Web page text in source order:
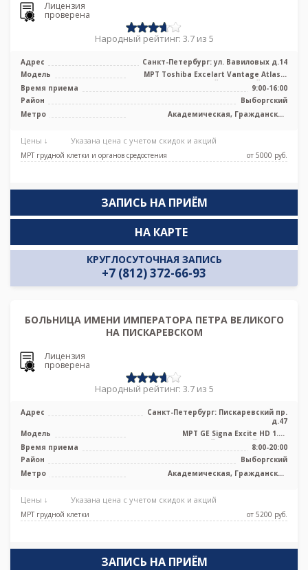
Лицензия
проверена
Народный рейтинг: 3.7 из 5
Адрес
Санкт-Петербург: ул. Вавиловых д.14
Модель
МРТ Toshiba Excelart Vantage Atlas X
1.5T высокопольный закрытый тип, ...
Время приема
9:00-16:00
Район
Выборгский
Метро
Академическая, Гражданский
Проспект Просвещения
Цены ↓ Указана цена с учетом скидок и акций
МРТ грудной клетки и органов средостения от 5000 pуб.
ЗАПИСЬ НА ПРИЁМ
КРУГЛОСУТОЧНАЯ ЗАПИСЬ
+7 (812) 372-66-93
НА КАРТЕ
БОЛЬНИЦА ИМЕНИ ИМПЕРАТОРА ПЕТРА ВЕЛИКОГО
НА ПИСКАРЕВСКОМ
Лицензия
проверена
Народный рейтинг: 3.7 из 5
Адрес
Санкт-Петербург: Пискаревский пр.
д.47
Модель
МРТ GE Signa Excite HD 1.5Т
высокопольный закрытый тип, КТ
Toshiba Agu ...
Время приема
8:00-20:00
Район
Выборгский
Метро
Академическая, Гражданский
Цены ↓ Указана цена с учетом скидок и акций
МРТ грудной клетки от 5200 pуб.
ЗАПИСЬ НА ПРИЁМ